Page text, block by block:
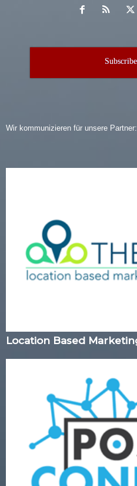
Wir kommunizieren für unsere Partner:
Location Based